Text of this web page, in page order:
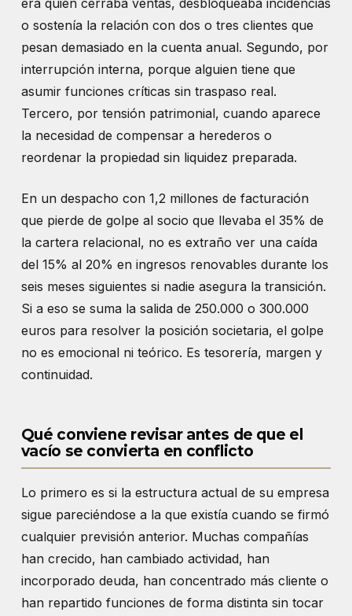
era quien cerraba ventas, desbloqueaba incidencias
o sostenía la relación con dos o tres clientes que
pesan demasiado en la cuenta anual. Segundo, por
interrupción interna, porque alguien tiene que
asumir funciones críticas sin traspaso real.
Tercero, por tensión patrimonial, cuando aparece
la necesidad de compensar a herederos o
reordenar la propiedad sin liquidez preparada.
En un despacho con 1,2 millones de facturación
que pierde de golpe al socio que llevaba el 35% de
la cartera relacional, no es extraño ver una caída
del 15% al 20% en ingresos renovables durante los
seis meses siguientes si nadie asegura la transición.
Si a eso se suma la salida de 250.000 o 300.000
euros para resolver la posición societaria, el golpe
no es emocional ni teórico. Es tesorería, margen y
continuidad.
Qué conviene revisar antes de que el
vacío se convierta en conflicto
Lo primero es si la estructura actual de su empresa
sigue pareciéndose a la que existía cuando se firmó
cualquier previsión anterior. Muchas compañías
han crecido, han cambiado actividad, han
incorporado deuda, han concentrado más cliente o
han repartido funciones de forma distinta sin tocar